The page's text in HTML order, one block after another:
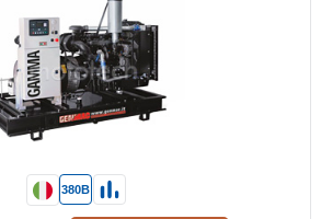
380В